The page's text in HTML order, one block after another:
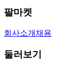
팔마켓
회사소개 채용
둘러보기